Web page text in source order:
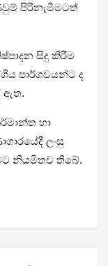
පිරිනැමීමටත්
සිදු කිරීම
පාර්ශවයන්ට ද
ඇත.
හා
ලංසු
නියමිතව තිබේ.